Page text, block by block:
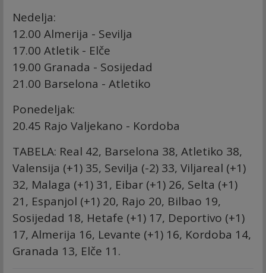
Nedelja:
12.00 Almerija - Sevilja
17.00 Atletik - Elče
19.00 Granada - Sosijedad
21.00 Barselona - Atletiko
Ponedeljak:
20.45 Rajo Valjekano - Kordoba
TABELA: Real 42, Barselona 38, Atletiko 38,
Valensija (+1) 35, Sevilja (-2) 33, Viljareal (+1)
32, Malaga (+1) 31, Eibar (+1) 26, Selta (+1)
21, Espanjol (+1) 20, Rajo 20, Bilbao 19,
Sosijedad 18, Hetafe (+1) 17, Deportivo (+1)
17, Almerija 16, Levante (+1) 16, Kordoba 14,
Granada 13, Elče 11.